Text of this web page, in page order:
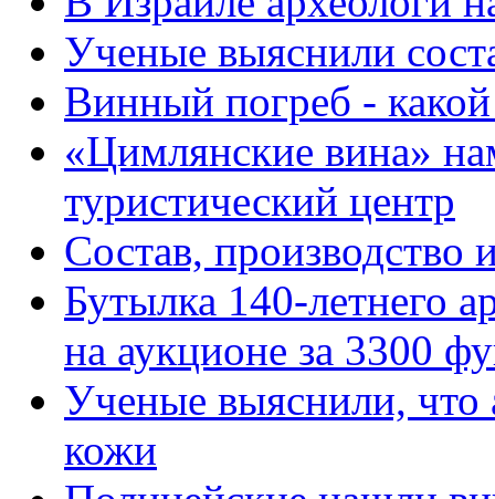
Ученые выяснили
Винный погреб -
«Цимлянские вина»
туристический центр
Состав, производство
Бутылка 140-летнего
на аукционе за 3300
Ученые выяснили, что
кожи